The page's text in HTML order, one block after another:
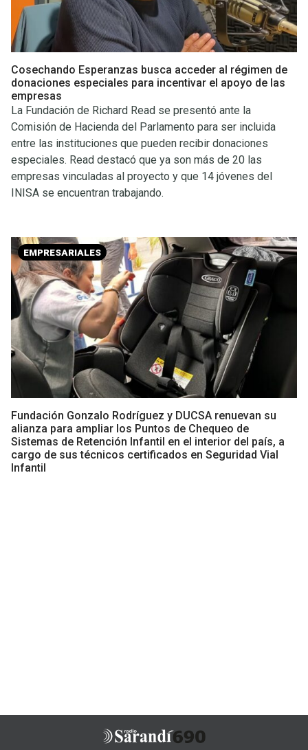
Cosechando Esperanzas busca acceder al régimen de
donaciones especiales para incentivar el apoyo de las
empresas
La Fundación de Richard Read se presentó ante la
Comisión de Hacienda del Parlamento para ser incluida
entre las instituciones que pueden recibir donaciones
especiales. Read destacó que ya son más de 20 las
empresas vinculadas al proyecto y que 14 jóvenes del
INISA se encuentran trabajando.
EMPRESARIALES
Fundación Gonzalo Rodríguez y DUCSA renuevan su
alianza para ampliar los Puntos de Chequeo de
Sistemas de Retención Infantil en el interior del país, a
cargo de sus técnicos certificados en Seguridad Vial
Infantil